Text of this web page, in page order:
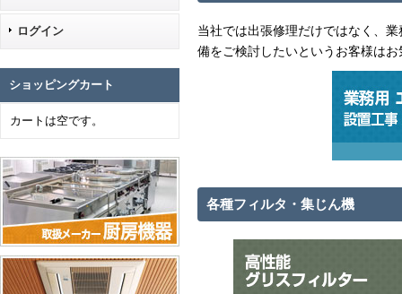
ログイン
ショッピングカート
カートは空です。
当社では出張修理だけではなく、
備をご検討したいというお客様は
各種フィルタ・集じん機